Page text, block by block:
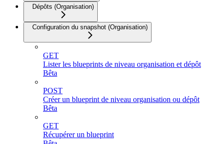
Dépôts (Organisation)
Configuration du snapshot (Organisation)
GET
Lister les blueprints de niveau organisation et dépôt
Bêta
POST
Créer un blueprint de niveau organisation ou dépôt
Bêta
GET
Récupérer un blueprint